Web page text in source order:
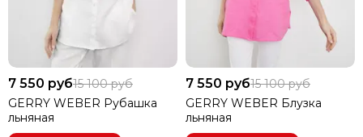
7 550 руб15 100 руб
GERRY WEBER Рубашка
льняная
7 550 руб15 100 руб
GERRY WEBER Блузка
льняная